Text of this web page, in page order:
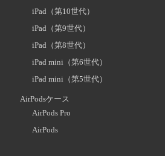
iPad（第10世代）
iPad（第9世代）
iPad（第8世代）
iPad mini（第6世代）
iPad mini（第5世代）
AirPodsケース
AirPods Pro
AirPods